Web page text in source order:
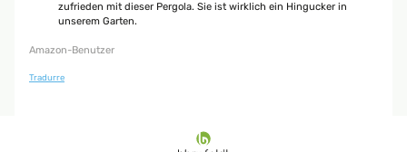
zufrieden mit dieser Pergola. Sie ist wirklich ein Hingucker in
unserem Garten.
Amazon-Benutzer
Tradurre